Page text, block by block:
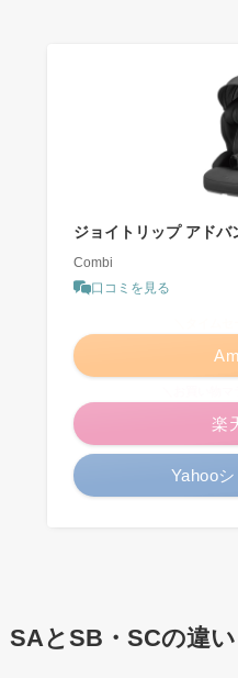
ジョイトリップ アド
Combi
口コミを見る
楽
Yahoo
SAとSB・SCの違い